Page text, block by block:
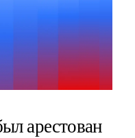
арестован